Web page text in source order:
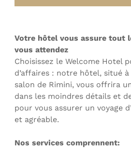
Votre hôtel vous assure tout
vous attendez
Choisissez le Welcome Hotel
d’affaires : notre hôtel, situé
salon de Rimini, vous offrira
dans les moindres détails et
pour vous assurer un voyage
et agréable.
Nos services comprennent: